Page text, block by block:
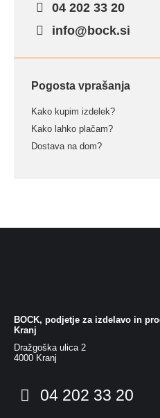
04 202 33 20
info@bock.si
Pogosta vprašanja
Kako kupim izdelek?
Kako lahko plačam?
Dostava na dom?
BOCK, podjetje za izdelavo in
Kranj
Dražgoška ulica 2
4000 Kranj
04 202 33 20